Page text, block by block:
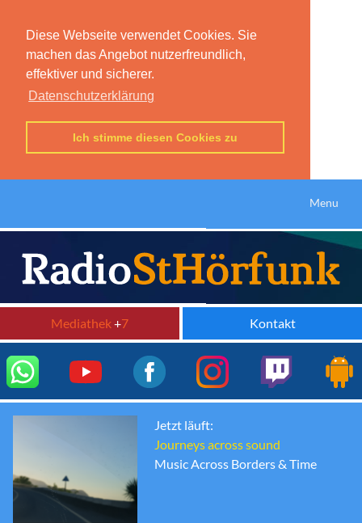
Diese Webseite verwendet Cookies. Sie
machen das Angebot nutzerfreundlich,
effektiver und sicherer.
Datenschutzerklärung
Ich stimme diesen Cookies zu
Menu
Mediathek+7 Kontakt
Jetzt läuft:
Journeys across sound
Music Across Borders & Time